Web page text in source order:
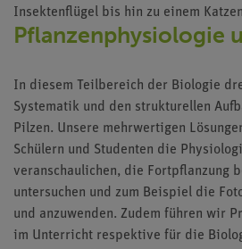
Insektenflügel bis hin zu einem
Pflanzenphysiologie
In diesem Teilbereich der Biologie
Systematik und den strukturellen
Pilzen. Unsere mehrwertigen
Schülern und Studenten die
veranschaulichen, die Fortpflanzung
untersuchen und zum Beispiel die
und anzuwenden. Zudem führen wir
im Unterricht respektive für die